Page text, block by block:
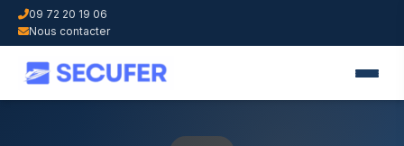
09 72 20 19 06
Nous contacter